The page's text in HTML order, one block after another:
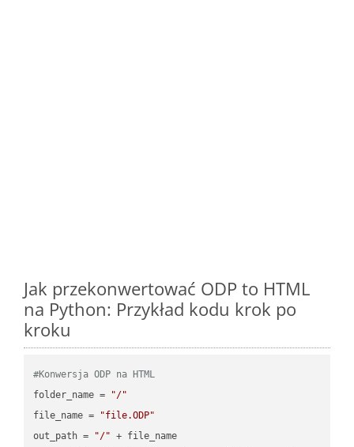
Jak przekonwertować ODP to HTML
na Python: Przykład kodu krok po
kroku
#Konwersja ODP na HTML
folder_name =
"/"
file_name =
"file.ODP"
out_path =
"/" + file_name